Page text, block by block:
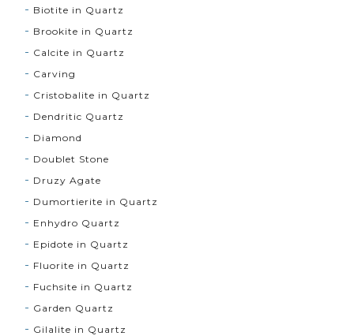
Biotite in Quartz
Brookite in Quartz
Calcite in Quartz
Carving
Cristobalite in Quartz
Dendritic Quartz
Diamond
Doublet Stone
Druzy Agate
Dumortierite in Quartz
Enhydro Quartz
Epidote in Quartz
Fluorite in Quartz
Fuchsite in Quartz
Garden Quartz
Gilalite in Quartz